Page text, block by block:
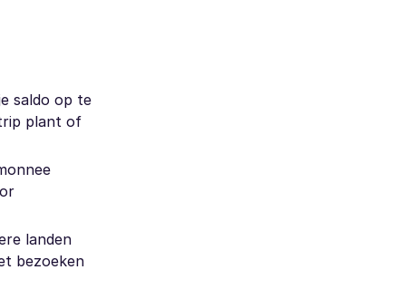
saldo op te
plant of
landen
bezoeken